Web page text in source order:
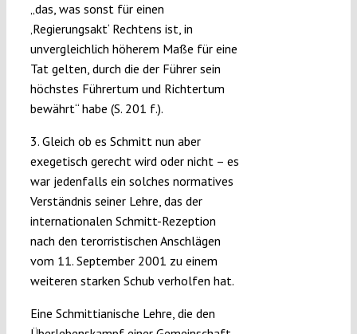
„das, was sonst für einen
‚Regierungsakt‘ Rechtens ist, in
unvergleichlich höherem Maße für eine
Tat gelten, durch die der Führer sein
höchstes Führertum und Richtertum
bewährt“ habe (S. 201 f.).
3. Gleich ob es Schmitt nun aber
exegetisch gerecht wird oder nicht – es
war jedenfalls ein solches normatives
Verständnis seiner Lehre, das der
internationalen Schmitt-Rezeption
nach den terorristischen Anschlägen
vom 11. September 2001 zu einem
weiteren starken Schub verholfen hat.
Eine Schmittianische Lehre, die den